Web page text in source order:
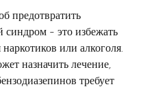
предотвратить
синдром - это избежать
или алкоголя.
назначить лечение,
требует